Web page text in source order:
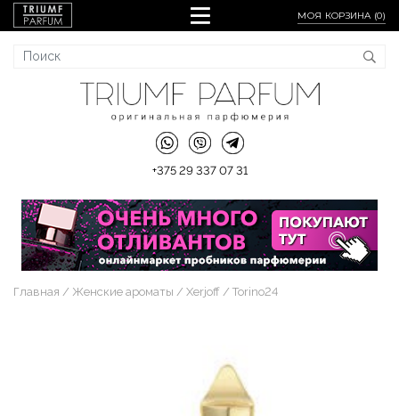
МОЯ КОРЗИНА (0)
+375 29 337 07 31
Главная Женские ароматы Xerjoff Torino24